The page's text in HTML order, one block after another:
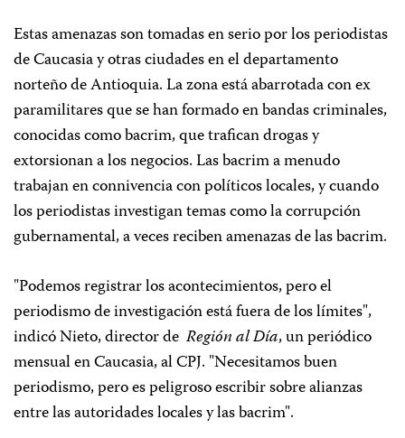
Estas amenazas son tomadas en serio por los periodistas
de Caucasia y otras ciudades en el departamento
norteño de Antioquia. La zona está abarrotada con ex
paramilitares que se han formado en bandas criminales,
conocidas como bacrim, que trafican drogas y
extorsionan a los negocios. Las bacrim a menudo
trabajan en connivencia con políticos locales, y cuando
los periodistas investigan temas como la corrupción
gubernamental, a veces reciben amenazas de las bacrim.
"Podemos registrar los acontecimientos, pero el
periodismo de investigación está fuera de los límites",
indicó Nieto, director de Región al Día, un periódico
mensual en Caucasia, al CPJ. "Necesitamos buen
periodismo, pero es peligroso escribir sobre alianzas
entre las autoridades locales y las bacrim".